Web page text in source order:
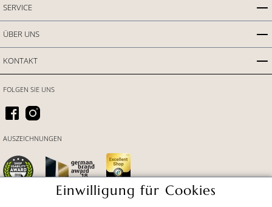
SERVICE
ÜBER UNS
KONTAKT
FOLGEN SIE UNS
AUSZEICHNUNGEN
Einwilligung für Cookies